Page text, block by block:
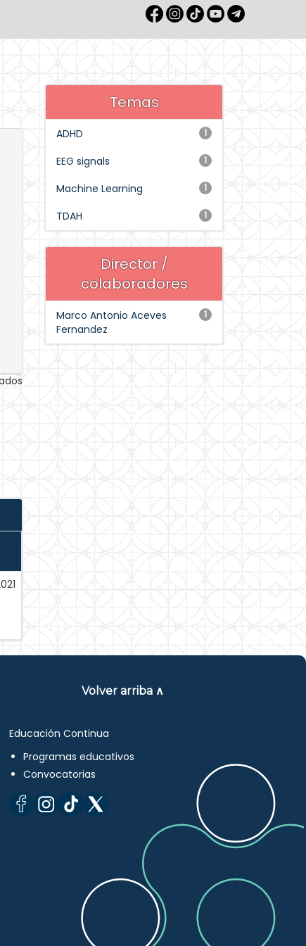
Temas
1
ADHD
1
EEG signals
1
Machine Learning
1
TDAH
Director /
colaboradores
1
Marco Antonio Aceves
Fernandez
Volver arriba ∧
Educación Continua
Programas educativos
Convocatorias